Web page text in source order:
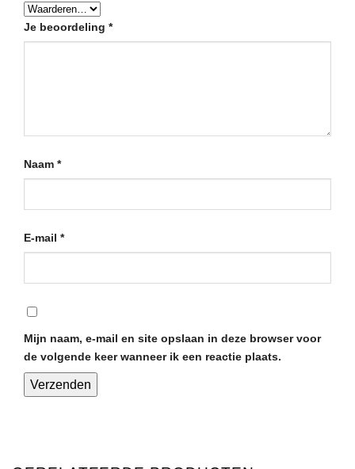
Je beoordeling *
Naam *
E-mail *
Mijn naam, e-mail en site opslaan in deze browser voor
de volgende keer wanneer ik een reactie plaats.